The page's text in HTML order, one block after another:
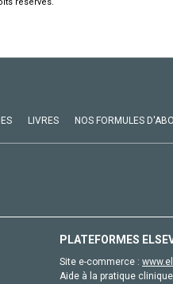
LIVRES NOS FORMULES
PLATEFORMES
Site e-commerce :
Aide à la pratique